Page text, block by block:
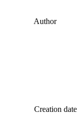
Author
Creation date